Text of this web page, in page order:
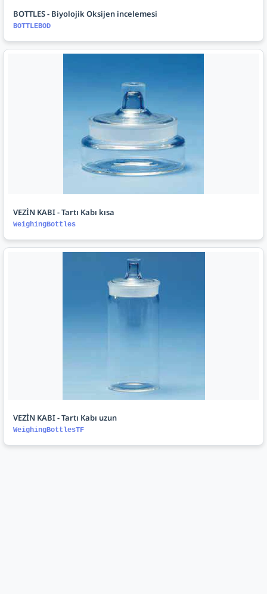
BOTTLES - Biyolojik Oksijen incelemesi
BOTTLEBOD
VEZİN KABI - Tartı Kabı kısa
WeighingBottles
VEZİN KABI - Tartı Kabı uzun
WeighingBottlesTF